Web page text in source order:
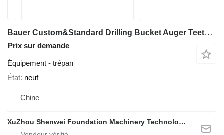
Bauer Custom&Standard Drilling Bucket Auger Teeth for Drilling Rig
Prix sur demande
Équipement - trépan
État neuf
Chine
XuZhou Shenwei Foundation Machinery Technology